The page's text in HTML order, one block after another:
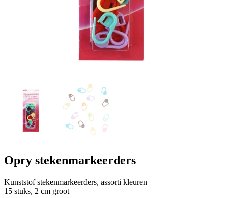
Opry stekenmarkeerders
Kunststof stekenmarkeerders, assorti kleuren
15 stuks, 2 cm groot